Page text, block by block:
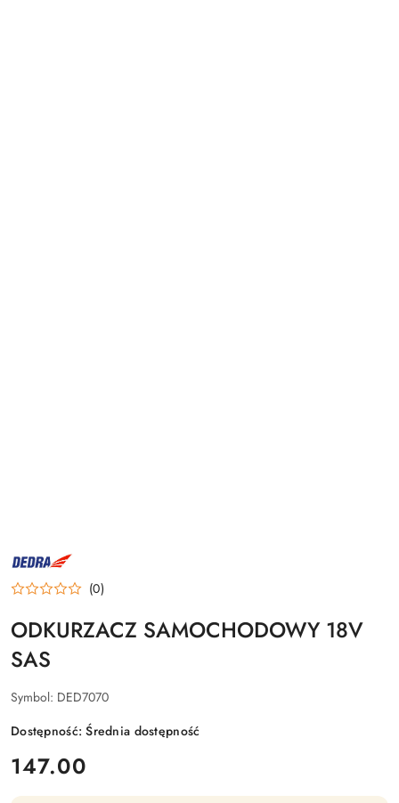
NAZWA
PRODUCENTA:
DEDRA (0)
ODKURZACZ SAMOCHODOWY 18V
SAS
Symbol: DED7070
Dostępność:Średnia dostępność
cena:
147.00